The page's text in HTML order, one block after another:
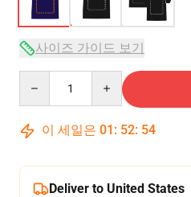
사이즈 가이드 보기
이 세일은 01 : 52: 53
Deliver to United States